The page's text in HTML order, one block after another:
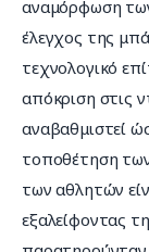
αναμόρφωση
έλεγχος της
τεχνολογικό
απόκριση στις
αναβαθμιστεί
τοποθέτηση
των αθλητών
εξαλείφοντας